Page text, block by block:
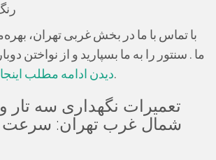
با تماس با ما در بخش غربی تهران،
ما . سنتور را به ما بسپارید و از نواختن
دیدن ادامه مطلب اینجاببرید.
تعمیرات نگهداری سه تار
شمال غرب تهران: سرعت